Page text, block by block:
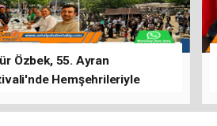
Özbek, 55. Ayran
Hemşehrileriyle